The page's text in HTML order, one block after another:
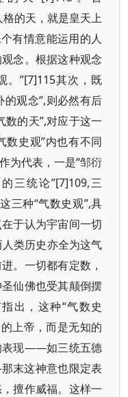
的天，就是皇天上
个有情意能运用的人
念。根据这种观念
。”[7]115其次，既
的观念”,则必然有后
数的天”,对应于这一
数史观”内也有不同
为代表，一是“邹衍
三统论”[7]109,三
三种“气数史观”,具
于认为宇宙间一切
类历史亦全为这气
。一切都有定数，
仙佛也受其颠倒摆
出，这种“气数史
上帝，而是无知的
表现——如三统五德
末这神意也限定表
擅作威福。这样一